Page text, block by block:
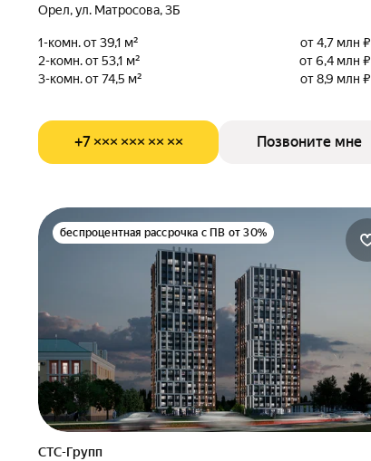
Орел, ул. Матросова, 3Б
1-комн. от 39,1 м²
от 4,7 млн ₽
2-комн. от 53,1 м²
от 6,4 млн ₽
3-комн. от 74,5 м²
от 8,9 млн ₽
+7 ××× ××× ×× ×× Позвоните мне
беспроцентная рассрочка с ПВ от 30%
СТС-Групп